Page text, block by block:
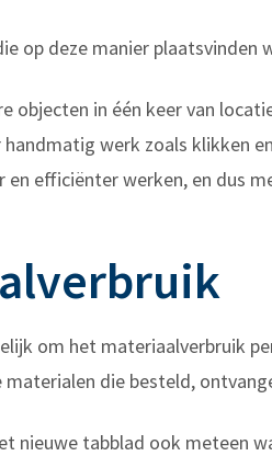
op deze manier
objecten in één keer van
handmatig werk zoals klikken
en efficiënter werken, en dus
om het materiaalverbruik
materialen die besteld,
nieuwe tabblad ook meteen